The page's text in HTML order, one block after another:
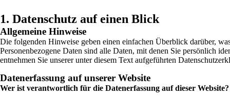
1. Datenschutz auf einen Blick
Allgemeine Hinweise
Die folgenden Hinweise geben einen einfachen Überblick darüber,
Personenbezogene Daten sind alle Daten, mit denen Sie persönlich
entnehmen Sie unserer unter diesem Text aufgeführten
Datenerfassung auf unserer Website
Wer ist verantwortlich für die Datenerfassung auf dieser Website?